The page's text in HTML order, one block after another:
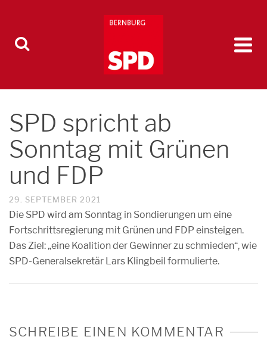
SPD spricht ab
Sonntag mit Grünen
und FDP
29. SEPTEMBER 2021
Die SPD wird am Sonntag in Sondierungen um eine
Fortschrittsregierung mit Grünen und FDP einsteigen.
Das Ziel: „eine Koalition der Gewinner zu schmieden“, wie
SPD-Generalsekretär Lars Klingbeil formulierte.
SCHREIBE EINEN KOMMENTAR